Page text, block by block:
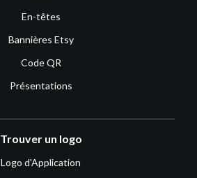
En-têtes
Bannières Etsy
Code QR
Présentations
Trouver un logo
Logo d'Application